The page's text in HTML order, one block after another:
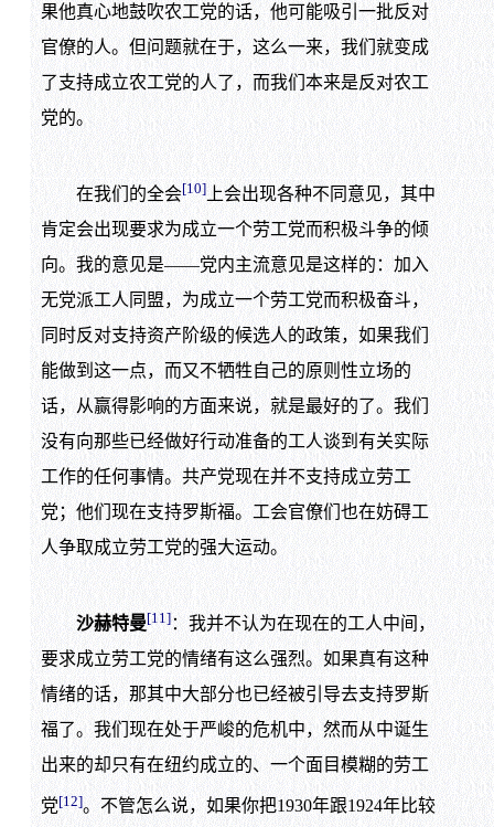
果他真心地鼓吹农工党的话，他可能吸引一批反对
官僚的人。但问题就在于，这么一来，我们就变成
了支持成立农工党的人了，而我们本来是反对农工
党的。
在我们的全会[10]上会出现各种不同意见，其中
肯定会出现要求为成立一个劳工党而积极斗争的倾
向。我的意见是——党内主流意见是这样的：加入
无党派工人同盟，为成立一个劳工党而积极奋斗，
同时反对支持资产阶级的候选人的政策，如果我们
能做到这一点，而又不牺牲自己的原则性立场的
话，从赢得影响的方面来说，就是最好的了。我们
没有向那些已经做好行动准备的工人谈到有关实际
工作的任何事情。共产党现在并不支持成立劳工
党；他们现在支持罗斯福。工会官僚们也在妨碍工
人争取成立劳工党的强大运动。
沙赫特曼[11]：我并不认为在现在的工人中间，
要求成立劳工党的情绪有这么强烈。如果真有这种
情绪的话，那其中大部分也已经被引导去支持罗斯
福了。我们现在处于严峻的危机中，然而从中诞生
出来的却只有在纽约成立的、一个面目模糊的劳工
党[12]。不管怎么说，如果你把1930年跟1924年比较